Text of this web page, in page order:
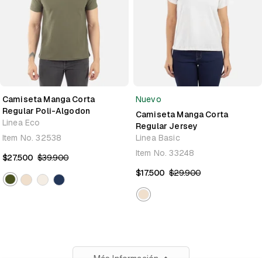
Camiseta Manga Corta
Regular Poli-Algodon
Linea Eco
Item No.32538
$27.500 $39.900
Nuevo
Camiseta Manga Corta
Regular Jersey
Linea Basic
Item No.33248
$17.500 $29.900